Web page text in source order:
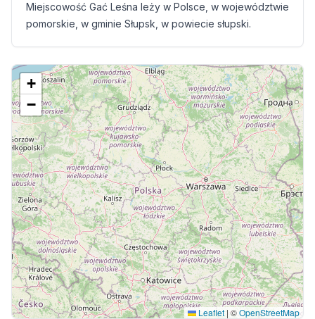
Miejscowość Gać Leśna leży w Polsce, w województwie
pomorskie, w gminie Słupsk, w powiecie słupski.
+
−
Leaflet | ©OpenStreetMap